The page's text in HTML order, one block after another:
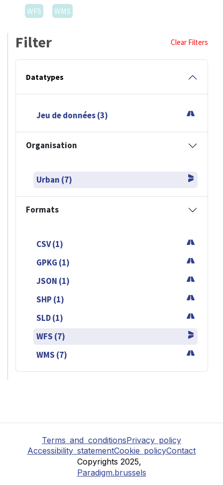
WFS
WMS
Filter Clear Filters
Datatypes
Jeu de données (3)
Organisation
Urban (7)
Formats
CSV (1)
GPKG (1)
JSON (1)
SHP (1)
SLD (1)
WFS (7)
WMS (7)
Terms and conditionsPrivacy policy
Accessibility statementCookie policyContact
Copyrights 2025,
Paradigm.brussels